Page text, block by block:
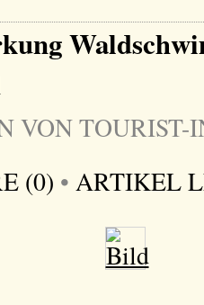
VON TOURIST-
(0) • ARTIKEL